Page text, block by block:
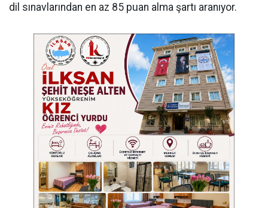
dil sınavlarından en az 85 puan alma şartı aranıyor.